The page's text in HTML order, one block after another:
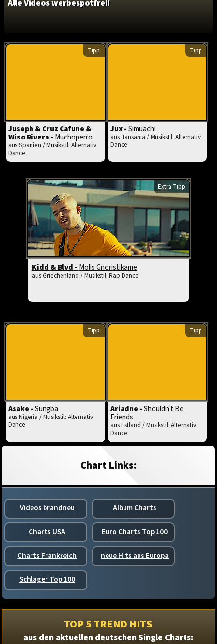
Alle Videos werbespotfrei!
Tipp
Juseph & Cruz Cafune &
Wiso Rivera - Muchoperro
aus Spanien / Musikstil: Alternativ
Dance
Tipp
Jux -Simuachi
aus Tansania / Musikstil: Alternativ
Dance
Extra Tipp
Kidd & Blvd - Molis Gnoristikame
aus Griechenland / Musikstil: Rap Dance
Tipp
Asake -Sungba
aus Nigeria / Musikstil: Alternativ
Dance
Tipp
Ariadne -Shouldn't Be
Friends
aus Estland / Musikstil: Alternativ
Dance
Chart Links:
Videos brandneu Album Charts
Charts USA Euro Charts Top 100
Charts Frankreich neue Hits aus Europa
Schlager Top 100
TOP 5 TREND HITS
aus den aktuellen deutschen Single Charts: